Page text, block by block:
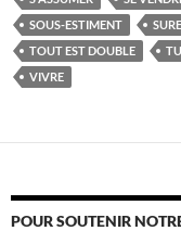
SOUS-ESTIMENT
TOUT EST DOUBLE
VIVRE
POUR SOUTENIR